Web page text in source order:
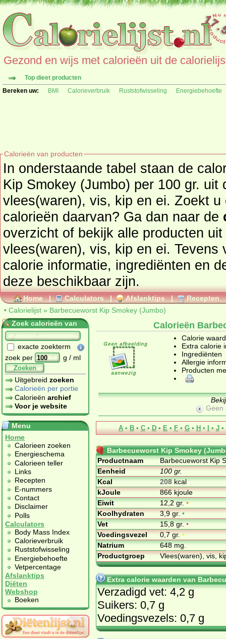
Gezond en wijs met calorieën uit de
Top dieet producten
Bereken uw:
BMI Calorieverbruik Ruststofwisseling Energiebehoefte
Calorieën van producten
In onderstaande tabel staan de
Kip Smokey (Jumbo) per 100 gr. uit
vlees(waren), vis, kip en ei. Zoekt u een ander product en de
calorieën daarvan? Ga dan naar de
overzicht of bekijk alle
vlees(waren), vis, kip en ei. Tevens vindt u ook de uitgebreide
calorie informatie, ingrediënten en
deze beschikbaar zijn.
Home | Calculators | Afslanktips | Recepten
• Calorielijst » Barbecueworst Kip Smokey (Jumbo)
Zoek calorieën van
exacte zoekterm
zoek per
g / ml
Zoeken
Uitgebreid zoeken
Calorieën per portie
Calorieën archief
Voor je website
Menu
Home
Calorieen zoeken
Energieschema
Calorieen teller
Links
Recepten
E-nummers
Contact
Disclaimer
Polls
Calculators
Body Mass Index
Calorieverbruik
Ruststofwisseling
Energiebehoefte
Vetpercentage
Afslanktips
Diëten
Webshop
Boeken
Calorieën
Calorie
Extra calorie
Ingrediënten
Allergie
Producten
Geen
A • B • C • D • E • F • G • H • I • J •
Barbecueworst Kip Smokey
Productnaam
Barbecueworst Kip
Eenheid
100 gr.
Kcal
208kcal
kJoule
866 kjoule
Eiwit
12,2 gr.•
Koolhydraten
3,9 gr.•
Vet
15,8 gr.•
Voedingsvezel
0,7 gr.•
Natrium
648 mg.
Productgroep
Vlees(waren), vis,
Extra calorie waarden van
Verzadigd vet: 4,2 g
Suikers: 0,7 g
Voedingsvezels: 0,7 g